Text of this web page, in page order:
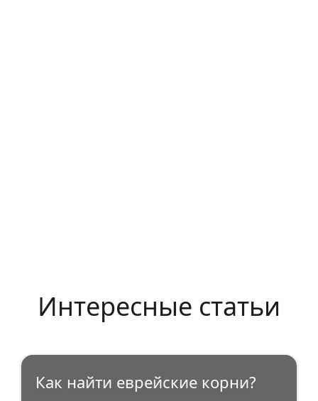
Интересные статьи
Как найти еврейские корни?